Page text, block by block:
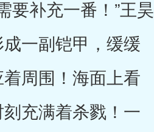
要补充一番！”王昊
一副铠甲，缓缓
周围！海面上看
充满着杀戮！一